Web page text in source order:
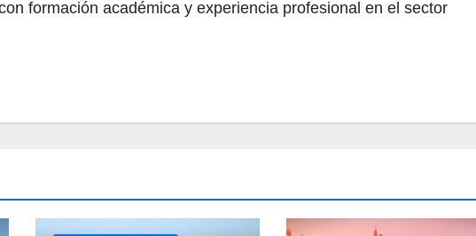
formación académica y experiencia profesional en el sector